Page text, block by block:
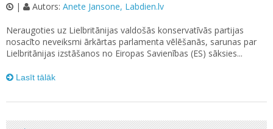
| Autors: Anete Jansone, Labdien.lv
Neraugoties uz Lielbritānijas valdošās konservatīvās partijas
nosacīto neveiksmi ārkārtas parlamenta vēlēšanās, sarunas par
Lielbritānijas izstāšanos no Eiropas Savienības (ES) sāksies...
Lasīt tālāk